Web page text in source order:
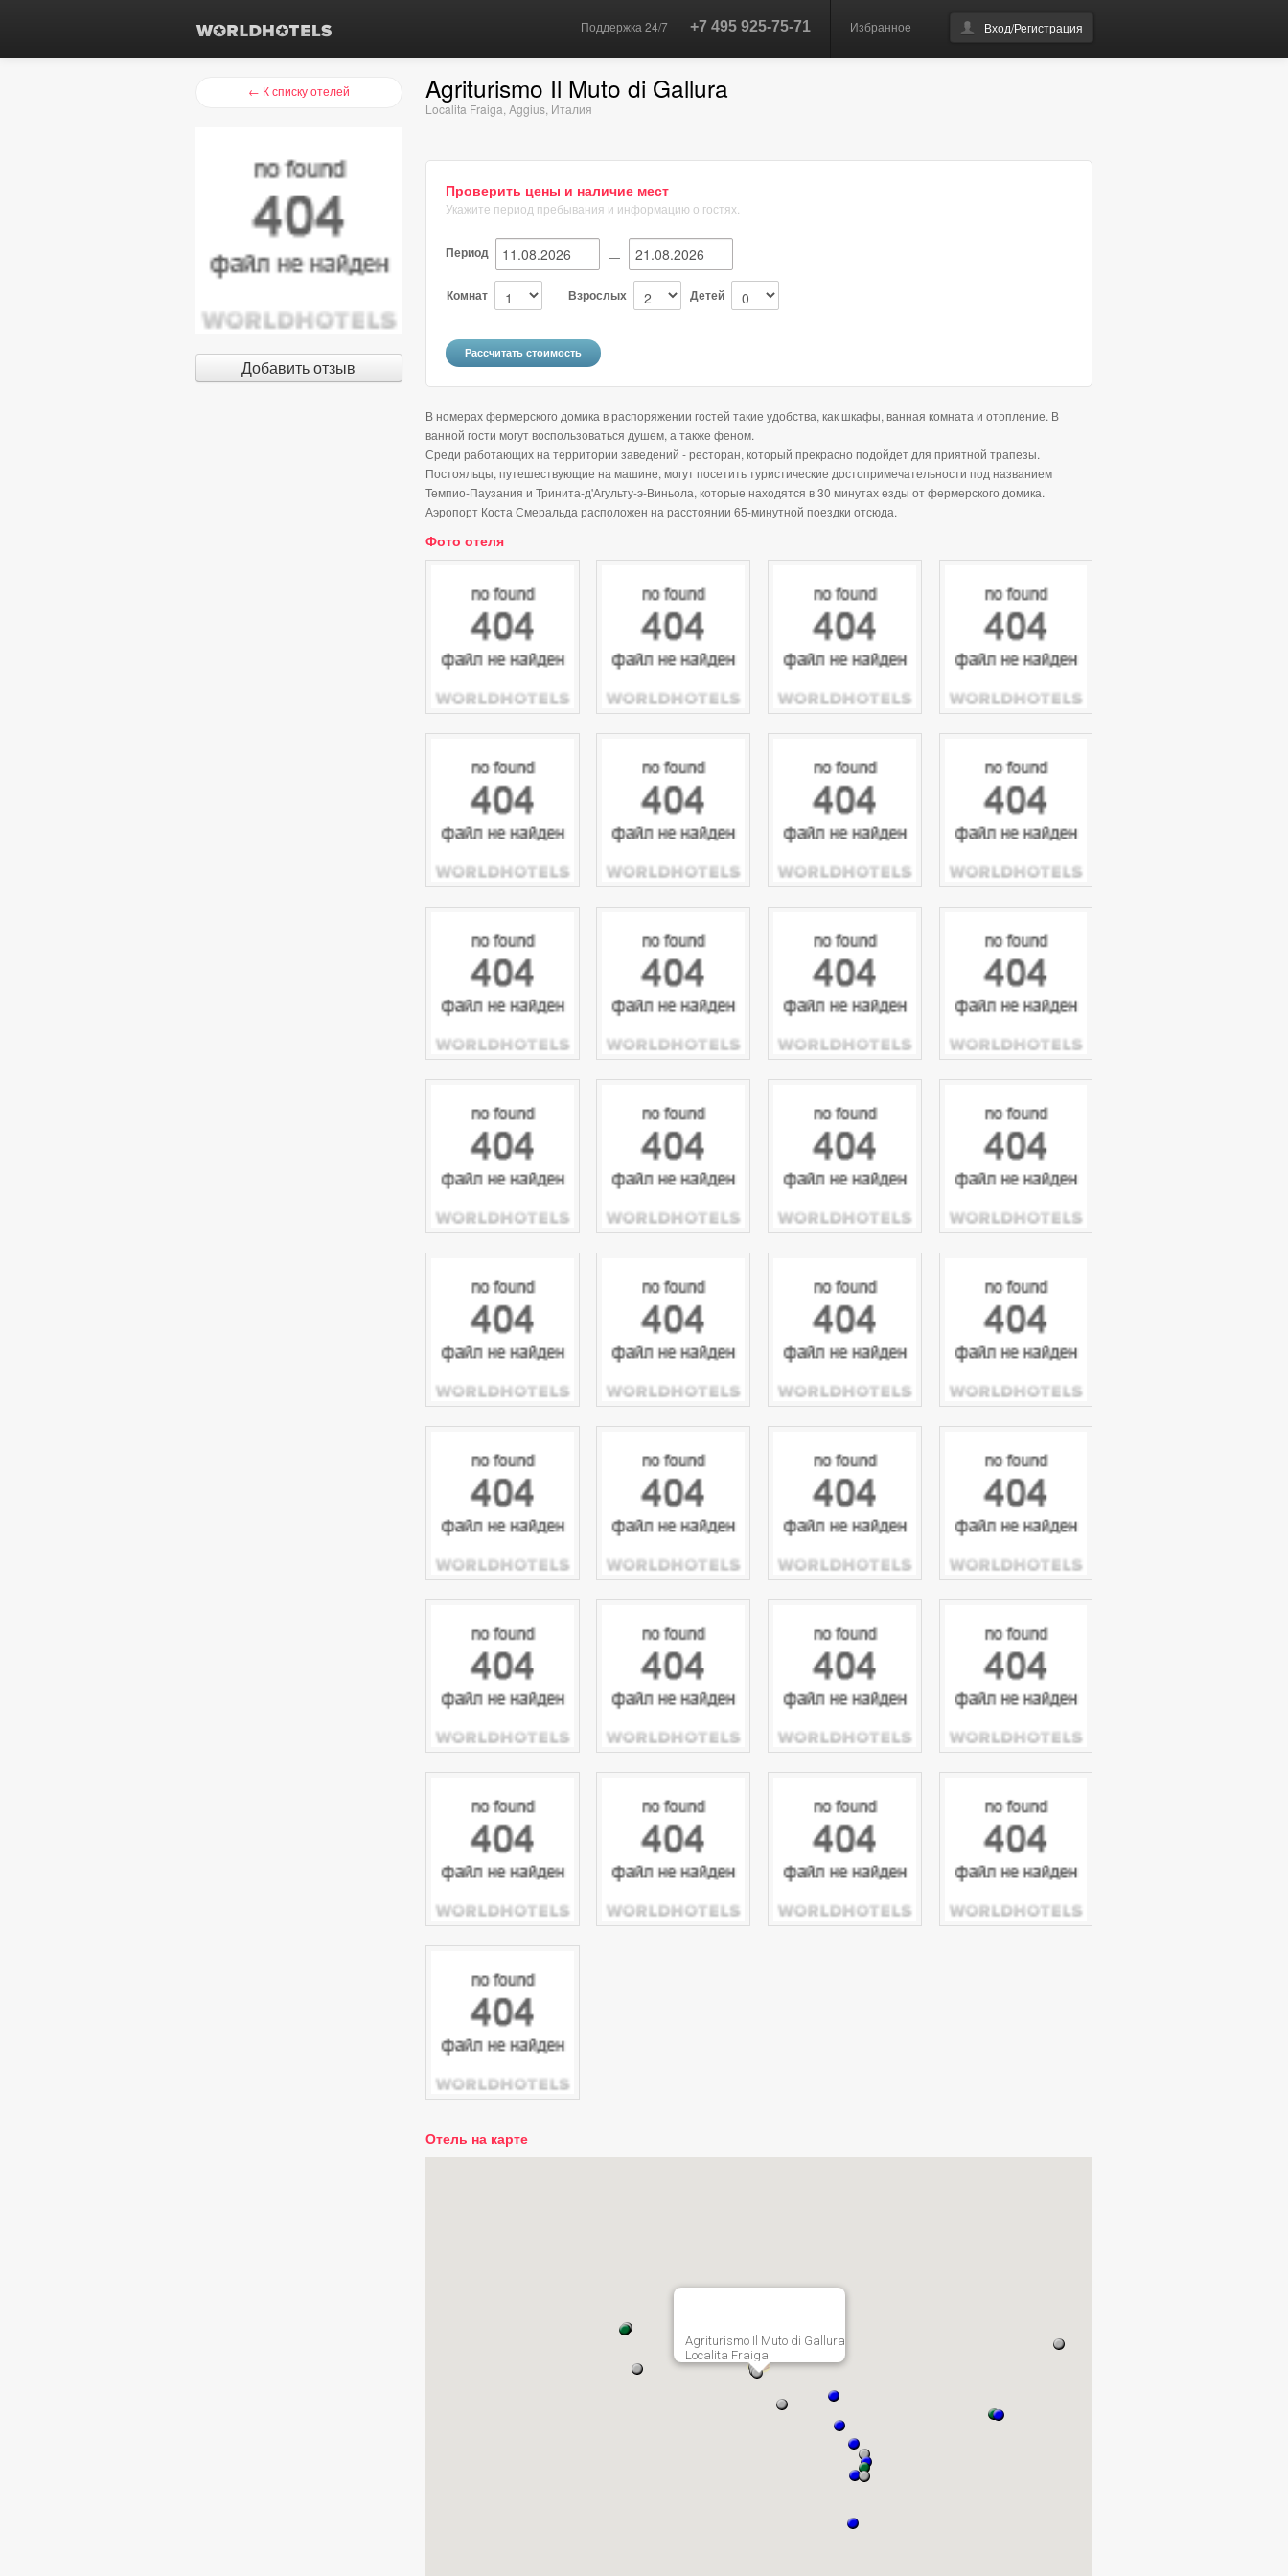
Избранное Вход/Регистрация
Поддержка 24/7 +7 495 925-75-71
← К списку отелей
Добавить отзыв
Agriturismo Il Muto di Gallura
Localita Fraiga Aggius, Италия
Проверить цены и наличие мест
Укажите период пребывания и информацию о гостях.
Период —
Комнат Взрослых Детей
В номерах фермерского домика в распоряжении гостей такие удобства, как шкафы, ванная комната и отопление. В
ванной гости могут воспользоваться душем, а также феном.
Среди работающих на территории заведений - ресторан, который прекрасно подойдет для приятной трапезы.
Постояльцы, путешествующие на машине, могут посетить туристические достопримечательности под названием
Темпио-Паузания и Тринита-д'Агульту-э-Виньола, которые находятся в 30 минутах езды от фермерского домика.
Аэропорт Коста Смеральда расположен на расстоянии 65-минутной поездки отсюда.
Фото отеля
Отель на карте
Agriturismo Il Muto di Gallura
Localita Fraiga